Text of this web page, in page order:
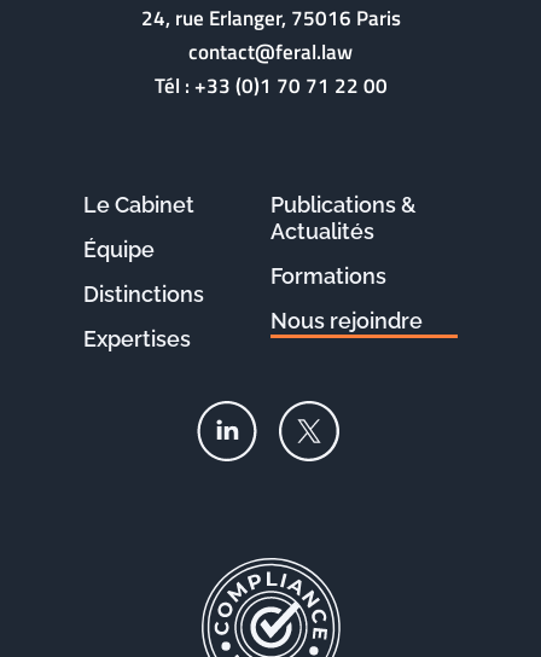
24, rue Erlanger, 75016 Paris
contact@feral.law
Tél :+33 (0)1 70 71 22 00
Le Cabinet
Équipe
Distinctions
Expertises
Publications &
Actualités
Formations
Nous rejoindre